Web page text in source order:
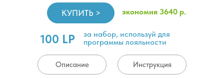
КУПИТЬ > экономия 3640 р.
за набор, используй для
программы лояльности
100 LP
Инструкция
Описание